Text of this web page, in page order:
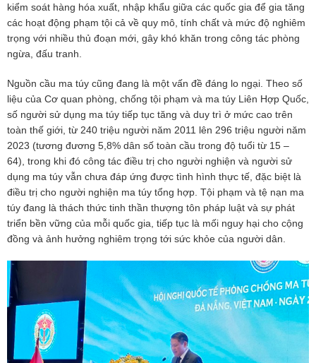
kiểm soát hàng hóa xuất, nhập khẩu giữa các quốc gia để gia tăng
các hoạt động phạm tội cả về quy mô, tính chất và mức độ nghiêm
trọng với nhiều thủ đoạn mới, gây khó khăn trong công tác phòng
ngừa, đấu tranh.
Nguồn cầu ma túy cũng đang là một vấn đề đáng lo ngại. Theo số
liệu của Cơ quan phòng, chống tội phạm và ma túy Liên Hợp Quốc,
số người sử dụng ma túy tiếp tục tăng và duy trì ở mức cao trên
toàn thế giới, từ 240 triệu người năm 2011 lên 296 triệu người năm
2023 (tương đương 5,8% dân số toàn cầu trong độ tuổi từ 15 –
64), trong khi đó công tác điều trị cho người nghiện và người sử
dụng ma túy vẫn chưa đáp ứng được tình hình thực tế, đặc biệt là
điều trị cho người nghiện ma túy tổng hợp. Tội phạm và tệ nạn ma
túy đang là thách thức tinh thần thượng tôn pháp luật và sự phát
triển bền vững của mỗi quốc gia, tiếp tục là mối nguy hại cho cộng
đồng và ảnh hưởng nghiêm trọng tới sức khỏe của người dân.